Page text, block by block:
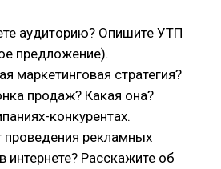
аудиторию? Опишите УТП
предложение).
маркетинговая стратегия?
продаж? Какая она?
конкурентах.
рекламных
интернете? Расскажите об